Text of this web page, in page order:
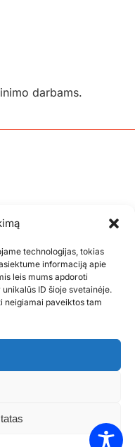
technologijas, tokias
informaciją apie
leis mums apdoroti
ID šioje svetainėje.
neigiamai paveiktos tam
darbams.